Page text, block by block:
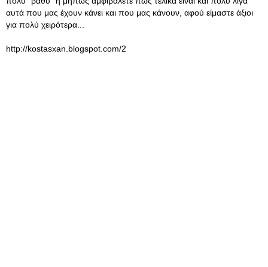
αυτά που μας έχουν κάνει και που μας κάνουν, αφού είμαστε άξιοι
για πολύ χειρότερα...
http://kostasxan.blogspot.com/2